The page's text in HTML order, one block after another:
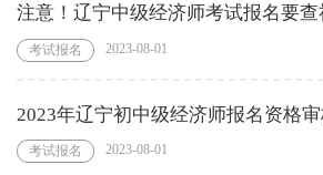
注意！辽宁中级经济师考试报名要查
考试报名 2023-08-01
2023年辽宁初中级经济师报名资格
考试报名 2023-08-01